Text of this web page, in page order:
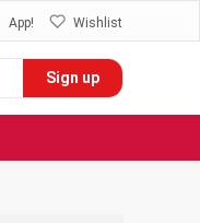
App! Wishlist
Sign up